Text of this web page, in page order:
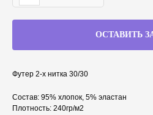
ОСТАВИТЬ
Футер 2-х нитка 30/30
Состав: 95% хлопок, 5% эластан
Плотность: 240гр/м2